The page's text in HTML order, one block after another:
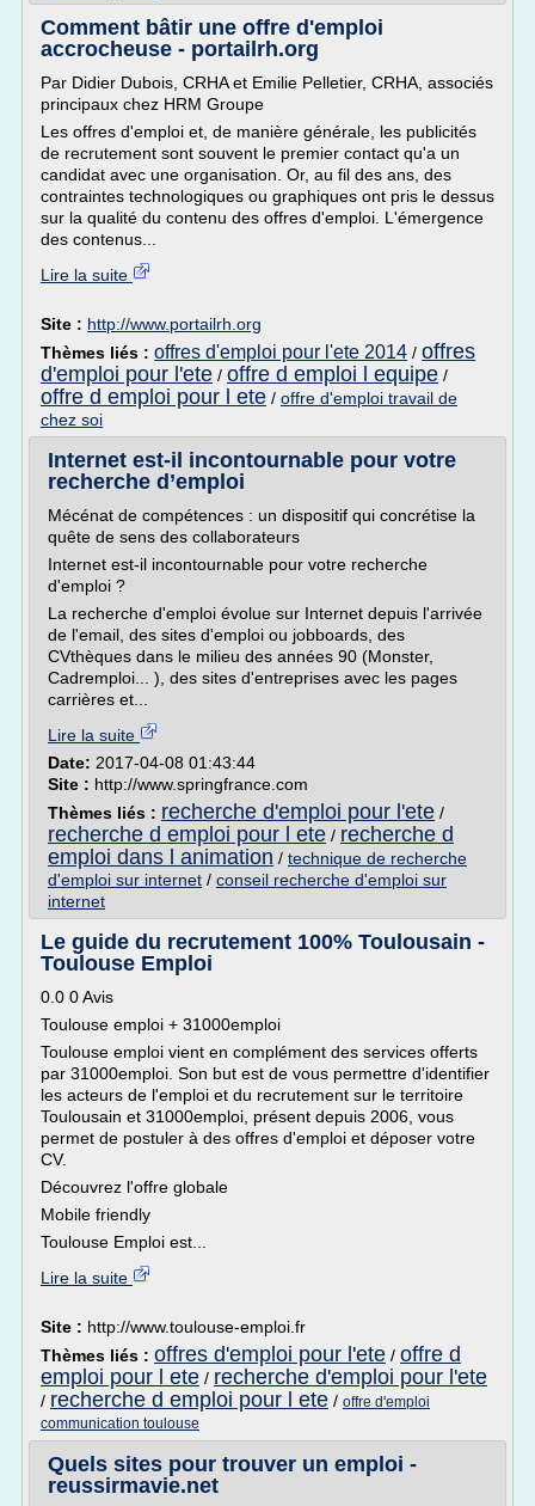
Comment bâtir une offre d'emploi
accrocheuse - portailrh.org
Par Didier Dubois, CRHA et Emilie Pelletier, CRHA, associés
principaux chez HRM Groupe
Les offres d'emploi et, de manière générale, les publicités
de recrutement sont souvent le premier contact qu'a un
candidat avec une organisation. Or, au fil des ans, des
contraintes technologiques ou graphiques ont pris le dessus
sur la qualité du contenu des offres d'emploi. L'émergence
des contenus...
Lire la suite
Site : http://www.portailrh.org
Thèmes liés : offres d'emploi pour l'ete 2014 / offres
d'emploi pour l'ete / offre d emploi l equipe /
offre d emploi pour l ete / offre d'emploi travail de
chez soi
Internet est-il incontournable pour votre
recherche d’emploi
Mécénat de compétences : un dispositif qui concrétise la
quête de sens des collaborateurs
Internet est-il incontournable pour votre recherche
d'emploi ?
La recherche d'emploi évolue sur Internet depuis l'arrivée
de l'email, des sites d'emploi ou jobboards, des
CVthèques dans le milieu des années 90 (Monster,
Cadremploi... ), des sites d'entreprises avec les pages
carrières et...
Lire la suite
Date: 2017-04-08 01:43:44
Site : http://www.springfrance.com
Thèmes liés : recherche d'emploi pour l'ete /
recherche d emploi pour l ete / recherche d
emploi dans l animation / technique de recherche
d'emploi sur internet / conseil recherche d'emploi sur
internet
Le guide du recrutement 100% Toulousain -
Toulouse Emploi
0.0 0 Avis
Toulouse emploi + 31000emploi
Toulouse emploi vient en complément des services offerts
par 31000emploi. Son but est de vous permettre d'identifier
les acteurs de l'emploi et du recrutement sur le territoire
Toulousain et 31000emploi, présent depuis 2006, vous
permet de postuler à des offres d'emploi et déposer votre
CV.
Découvrez l'offre globale
Mobile friendly
Toulouse Emploi est...
Lire la suite
Site : http://www.toulouse-emploi.fr
Thèmes liés : offres d'emploi pour l'ete / offre d
emploi pour l ete / recherche d'emploi pour l'ete
/ recherche d emploi pour l ete / offre d'emploi
communication toulouse
Quels sites pour trouver un emploi -
reussirmavie.net